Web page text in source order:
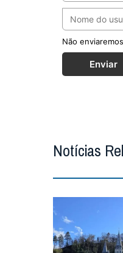
Não
Enviar
Notícias